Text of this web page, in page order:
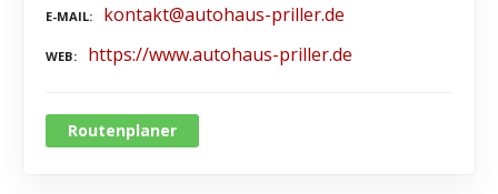
E-MAIL kontakt@autohaus-priller.de
WEB https://www.autohaus-priller.de
Routenplaner